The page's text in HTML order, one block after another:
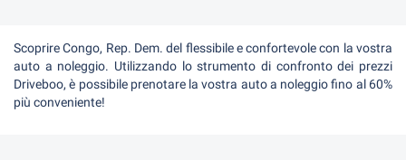
Scoprire Congo, Rep. Dem. del flessibile e confortevole con la vostra
auto a noleggio. Utilizzando lo strumento di confronto dei prezzi
Driveboo, è possibile prenotare la vostra auto a noleggio fino al 60%
più conveniente!